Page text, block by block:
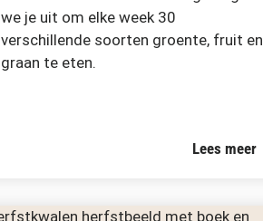
we je uit om elke week 30
verschillende soorten groente, fruit en
graan te eten.
Lees meer